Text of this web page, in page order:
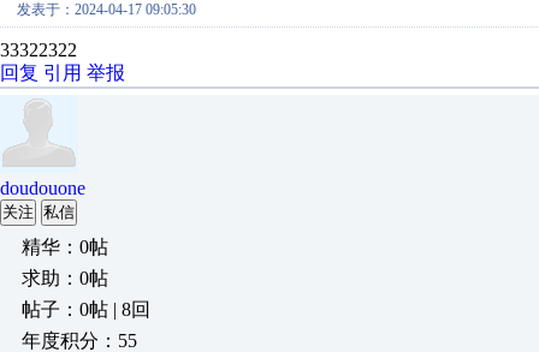
发表于：2024-04-17 09:05:30
33322322
回复 引用 举报
doudouone
关注 私信
精华：0帖
求助：0帖
帖子：0帖 | 8回
年度积分：55